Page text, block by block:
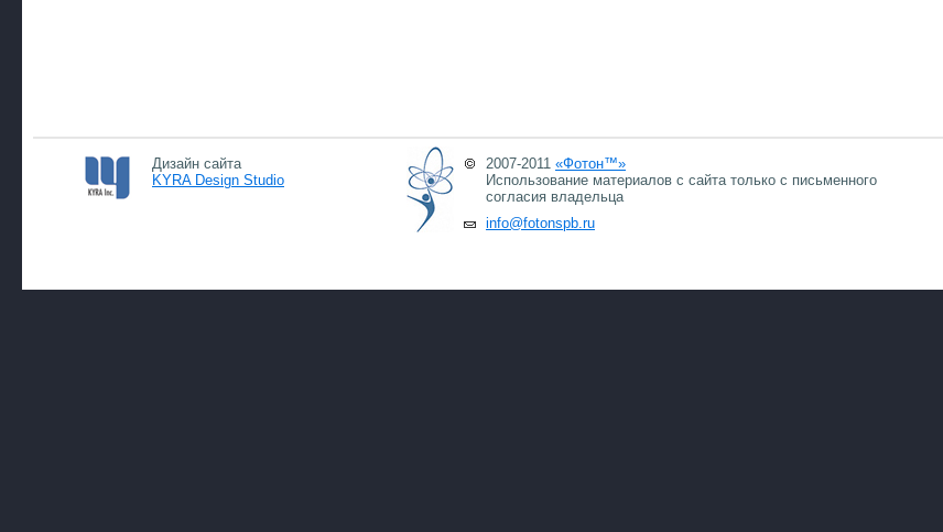
Дизайн сайта
KYRA Design Studio
2007-2011 «Фотон™»
Использование материалов с сайта только с письменного
согласия владельца
info@fotonspb.ru